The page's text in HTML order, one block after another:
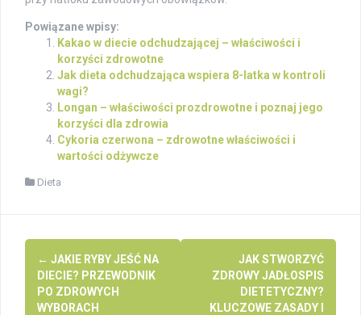
Powiązane wpisy:
Kakao w diecie odchudzającej – właściwości i
korzyści zdrowotne
Jak dieta odchudzająca wspiera 8-latka w kontroli
wagi?
Longan – właściwości prozdrowotne i poznaj jego
korzyści dla zdrowia
Cykoria czerwona – zdrowotne właściwości i
wartości odżywcze
Dieta
Post
navigation
← JAKIE RYBY JEŚĆ NA
DIECIE? PRZEWODNIK
PO ZDROWYCH
WYBORACH
JAK STWORZYĆ
ZDROWY JADŁOSPIS
DIETETYCZNY?
KLUCZOWE ZASADY I